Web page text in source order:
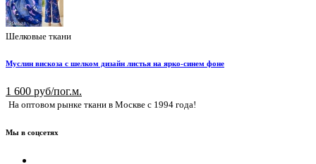
Шелковые ткани
Муслин вискоза с шелком дизайн листья на ярко-синем фоне
1 600 руб/пог.м.
На оптовом рынке ткани в Москве с 1994 года!
Мы в соцсетях